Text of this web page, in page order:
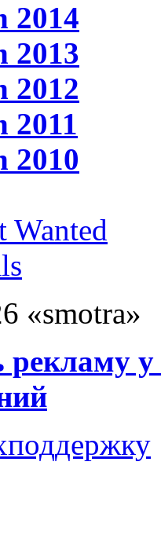
2014
2013
2012
2011
2010
Wanted
«smotra»
рекламу у